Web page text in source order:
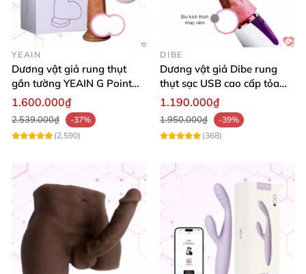
YEAIN
Dương vật giả rung thụt
gắn tường YEAIN G Point
tỏa nhiệt điều khiển từ xa
1.600.000₫
2.539.000₫
-37%
(2,590)
DIBE
Dương vật giả Dibe rung
thụt sạc USB cao cấp tỏa
nhiệt mạnh
1.190.000₫
1.950.000₫
-39%
(368)